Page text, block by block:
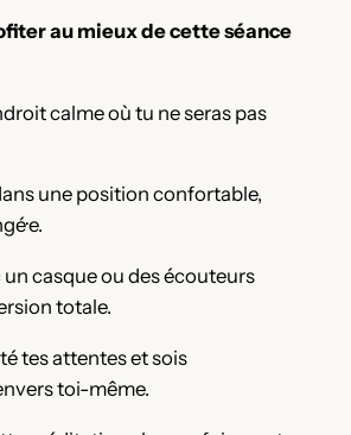
au mieux de cette séance
calme où tu ne seras pas
une position confortable,
un casque ou des écouteurs
totale.
tes attentes et sois
toi-même.